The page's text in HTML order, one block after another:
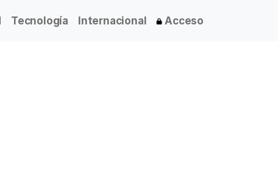
Tecnología Internacional Acceso